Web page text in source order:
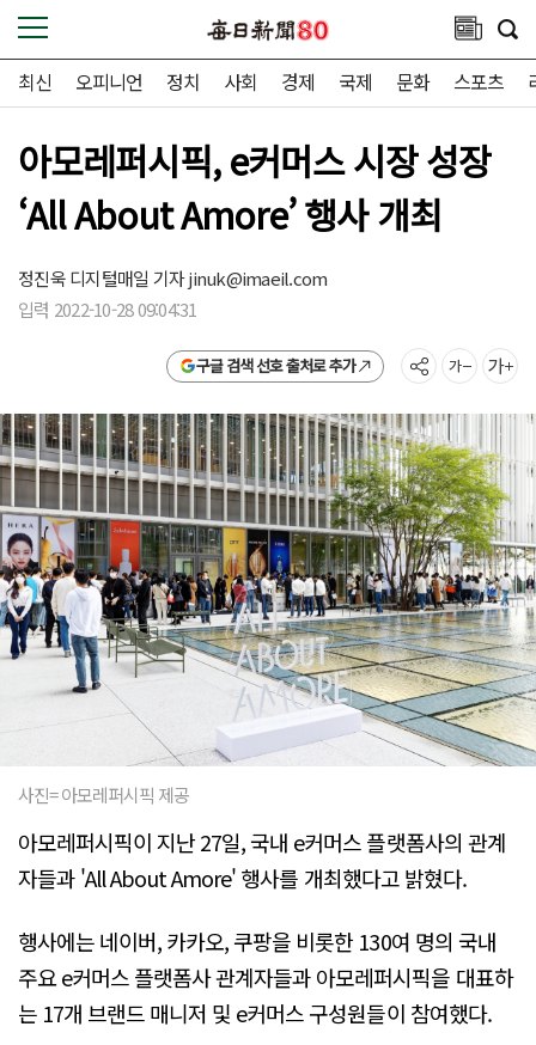
최신 오피니언 정치 사회 경제 국제 문화 스포츠
아모레퍼시픽, e커머스 시장 성장
‘All About Amore’ 행사 개최
정진욱 디지털매일 기자jinuk@imaeil.com
입력 2022-10-28 09:04:31
구글 검색 선호 출처로 추가
사진= 아모레퍼시픽 제공
아모레퍼시픽이 지난 27일, 국내 e커머스 플랫폼사의 관계
자들과 'All About Amore' 행사를 개최했다고 밝혔다.
행사에는 네이버, 카카오, 쿠팡을 비롯한 130여 명의 국내
주요 e커머스 플랫폼사 관계자들과 아모레퍼시픽을 대표하
는 17개 브랜드 매니저 및 e커머스 구성원들이 참여했다.